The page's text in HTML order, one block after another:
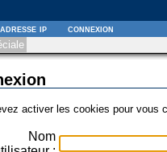
activer les cookies pour vous
Nom
ip connexion